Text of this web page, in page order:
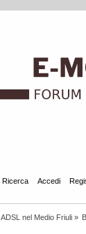
Ricerca Accedi
ADSL nel Medio Friuli»